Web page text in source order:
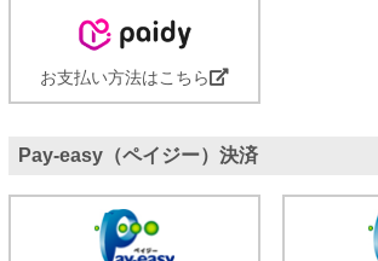
お支払い方法はこちら
Pay-easy（ペイジー）決済